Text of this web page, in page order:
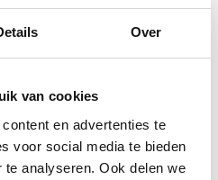
Over
van cookies
en advertenties te
voor social media te bieden
analyseren. Ook delen we
- 4 Lades